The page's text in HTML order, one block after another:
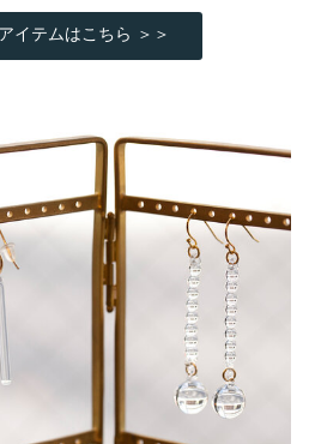
イテムはこちら ＞＞